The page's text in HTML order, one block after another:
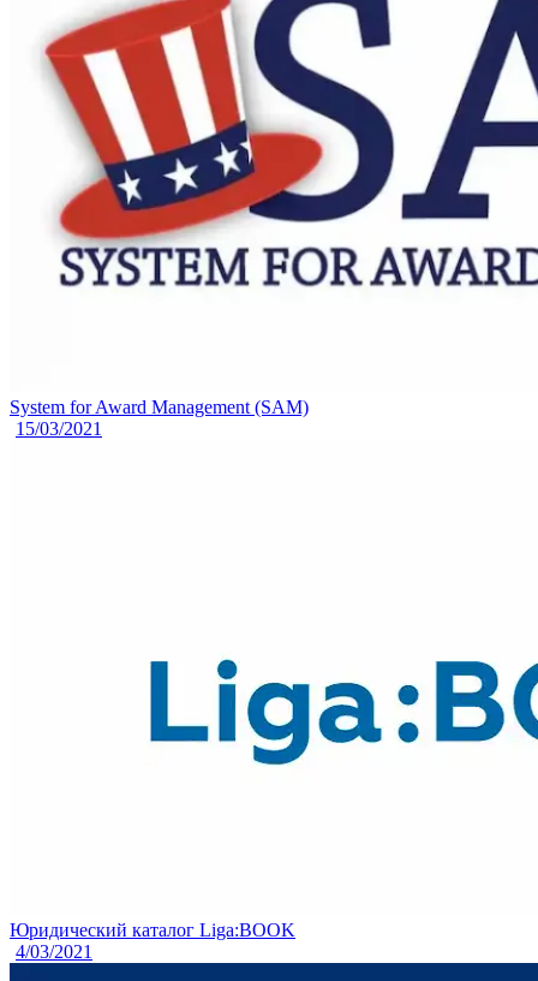
System for Award Management (SAM)
15/03/2021
Юридический каталог Liga:BOOK
4/03/2021